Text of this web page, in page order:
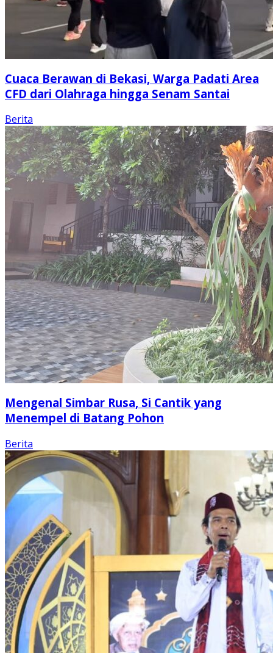
Cuaca Berawan di Bekasi, Warga Padati Area
CFD dari Olahraga hingga Senam Santai
Berita
Mengenal Simbar Rusa, Si Cantik yang
Menempel di Batang Pohon
Berita